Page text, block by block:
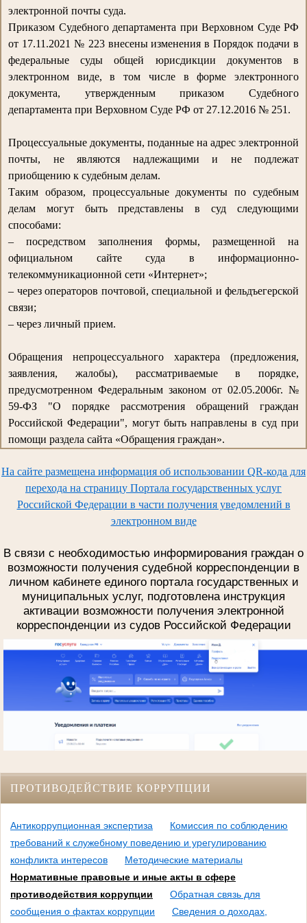
электронной почты суда.
Приказом Судебного департамента при Верховном Суде РФ
от 17.11.2021 № 223 внесены изменения в Порядок подачи в
федеральные суды общей юрисдикции документов в
электронном виде, в том числе в форме электронного
документа, утвержденным приказом Судебного
департамента при Верховном Суде РФ от 27.12.2016 № 251.
Процессуальные документы, поданные на адрес электронной
почты, не являются надлежащими и не подлежат
приобщению к судебным делам.
Таким образом, процессуальные документы по судебным
делам могут быть представлены в суд следующими
способами:
– посредством заполнения формы, размещенной на
официальном сайте суда в информационно-
телекоммуникационной сети «Интернет»;
– через операторов почтовой, специальной и фельдъегерской
связи;
– через личный прием.
Обращения непроцессуального характера (предложения,
заявления, жалобы), рассматриваемые в порядке,
предусмотренном Федеральным законом от 02.05.2006г. №
59-ФЗ "О порядке рассмотрения обращений граждан
Российской Федерации", могут быть направлены в суд при
помощи раздела сайта «Обращения граждан».
На сайте размещена информация об использовании QR-кода для
перехода на страницу Портала государственных услуг
Российской Федерации в части получения уведомлений в
электронном виде
В связи с необходимостью информирования граждан о
возможности получения судебной корреспонденции в
личном кабинете единого портала государственных и
муниципальных услуг, подготовлена инструкция
активации возможности получения электронной
корреспонденции из судов Российской Федерации
ПРОТИВОДЕЙСТВИЕ КОРРУПЦИИ
Антикоррупционная экспертиза
Комиссия по соблюдению
требований к служебному поведению и урегулированию
конфликта интересов
Методические материалы
Нормативные правовые и иные акты в сфере
противодействия коррупции
Обратная связь для
сообщения о фактах коррупции
Сведения о доходах,